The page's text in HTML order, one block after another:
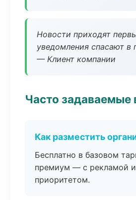
Новости приходят
уведомления спасают в
— Клиент компании
Часто задаваемые
Как разместить
Бесплатно в базовом
премиум — с рекламой и
приоритетом.